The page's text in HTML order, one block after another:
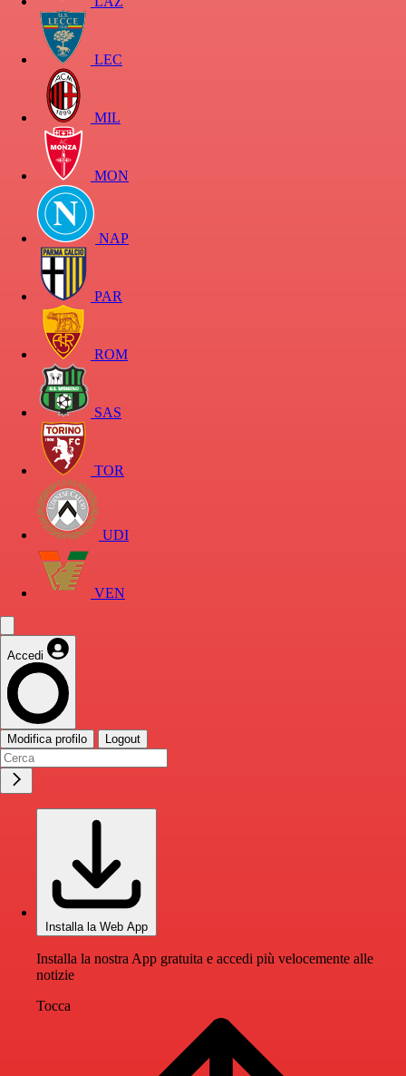
LEC
MIL
MON
NAP
PAR
ROM
SAS
TOR
UDI
VEN
Accedi
Modifica profilo Logout
Installa la Web App
Installa la nostra App gratuita e accedi più velocemente alle
notizie
Tocca